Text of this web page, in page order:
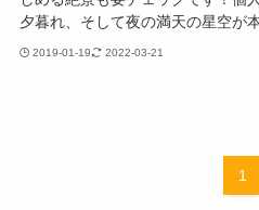
夕暮れ、そして夜の満天の星空が
2019-01-19 2022-03-21
1